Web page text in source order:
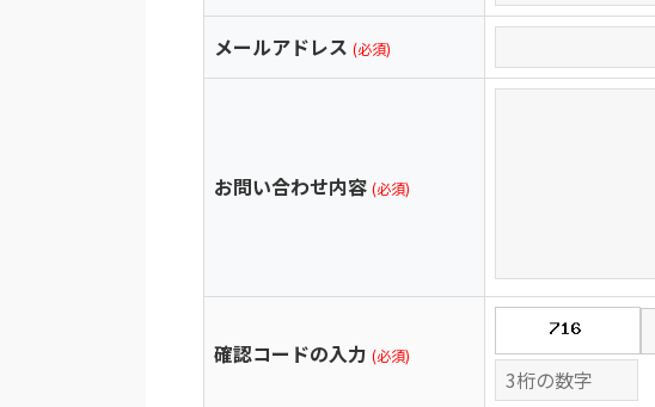
メールアドレス (必須)
お問い合わせ内容 (必須)
確認コードの入力 (必須)